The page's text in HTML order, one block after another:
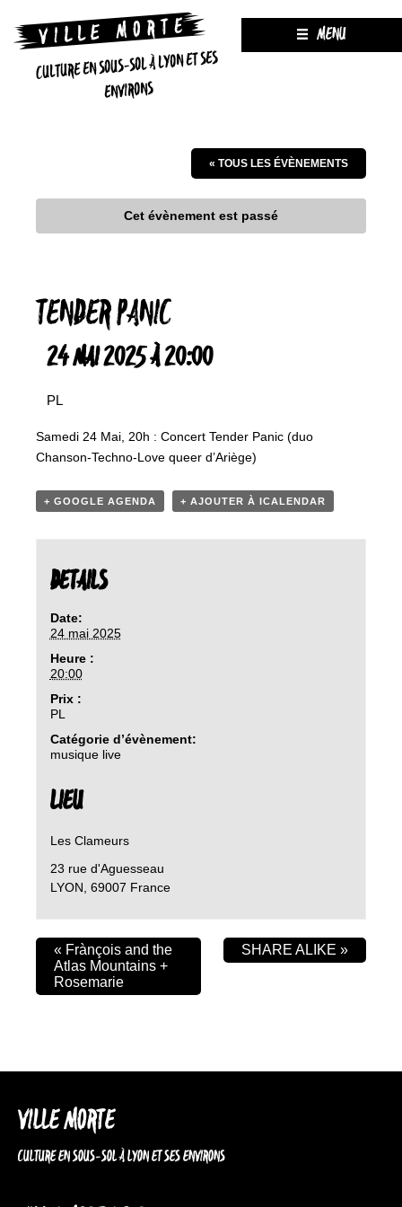
CULTURE EN SOUS-SOL À LYON ET SES
ENVIRONS
MENU
« TOUS LES ÉVÈNEMENTS
Cet évènement est passé
TENDER PANIC
24 MAI 2025 À 20:00
PL
Samedi 24 Mai, 20h : Concert Tender Panic (duo
Chanson-Techno-Love queer d’Ariège)
+ GOOGLE AGENDA + AJOUTER À ICALENDAR
DETAILS
Date:
24 mai 2025
Heure :
20:00
Prix :
PL
Catégorie d’évènement:
musique live
LIEU
Les Clameurs
23 rue d'Aguesseau
LYON 69007 France
« Frànçois and the
Atlas Mountains +
Rosemarie
SHARE ALIKE »
VILLE MORTE
CULTURE EN SOUS-SOL À LYON ET SES ENVIRONS